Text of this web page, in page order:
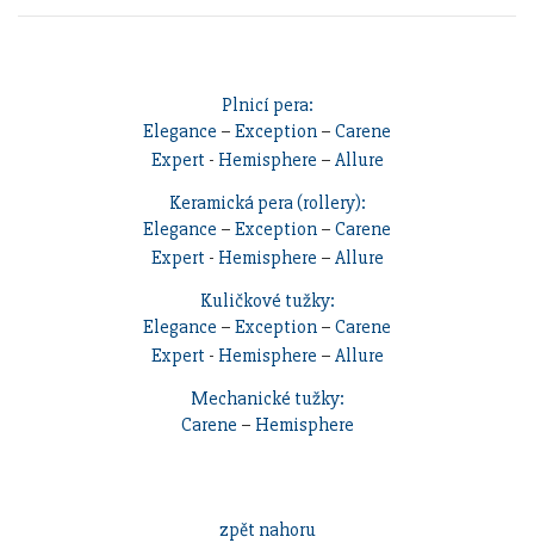
Plnicí pera:
Elegance – Exception – Carene
Expert - Hemisphere – Allure
Keramická pera (rollery):
Elegance – Exception – Carene
Expert - Hemisphere – Allure
Kuličkové tužky:
Elegance – Exception – Carene
Expert - Hemisphere – Allure
Mechanické tužky:
Carene – Hemisphere
zpět nahoru